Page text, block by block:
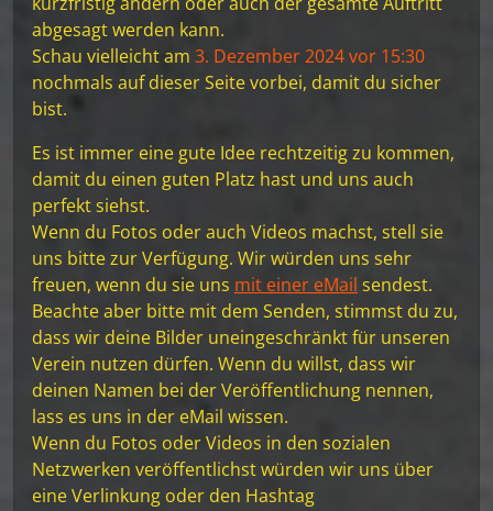
abgesagt werden kann.
Schau vielleicht am 3. Dezember 2024 vor 15:30
nochmals auf dieser Seite vorbei, damit du sicher
bist.
Es ist immer eine gute Idee rechtzeitig zu kommen,
damit du einen guten Platz hast und uns auch
perfekt siehst.
Wenn du Fotos oder auch Videos machst, stell sie
uns bitte zur Verfügung. Wir würden uns sehr
freuen, wenn du sie uns mit einer eMail sendest.
Beachte aber bitte mit dem Senden, stimmst du zu,
dass wir deine Bilder uneingeschränkt für unseren
Verein nutzen dürfen. Wenn du willst, dass wir
deinen Namen bei der Veröffentlichung nennen,
lass es uns in der eMail wissen.
Wenn du Fotos oder Videos in den sozialen
Netzwerken veröffentlichst würden wir uns über
eine Verlinkung oder den Hashtag